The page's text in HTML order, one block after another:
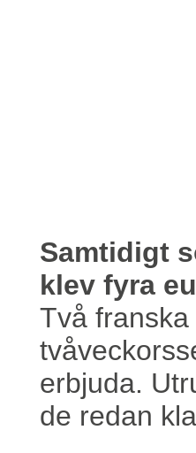
Samtidigt
klev fyra
Två
erbjuda.
de redan